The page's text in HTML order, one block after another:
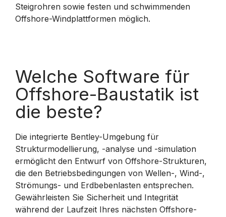
Steigrohren sowie festen und schwimmenden
Offshore-Windplattformen möglich.
Welche Software für
Offshore-Baustatik ist
die beste?
Die integrierte Bentley-Umgebung für
Strukturmodellierung, -analyse und -simulation
ermöglicht den Entwurf von Offshore-Strukturen,
die den Betriebsbedingungen von Wellen-, Wind-,
Strömungs- und Erdbebenlasten entsprechen.
Gewährleisten Sie Sicherheit und Integrität
während der Laufzeit Ihres nächsten Offshore-